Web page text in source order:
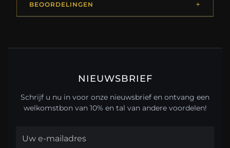
BEOORDELINGEN
NIEUWSBRIEF
Schrijf u nu in voor onze nieuwsbrief en ontvang een
welkomstbon van 10% en tal van andere voordelen!